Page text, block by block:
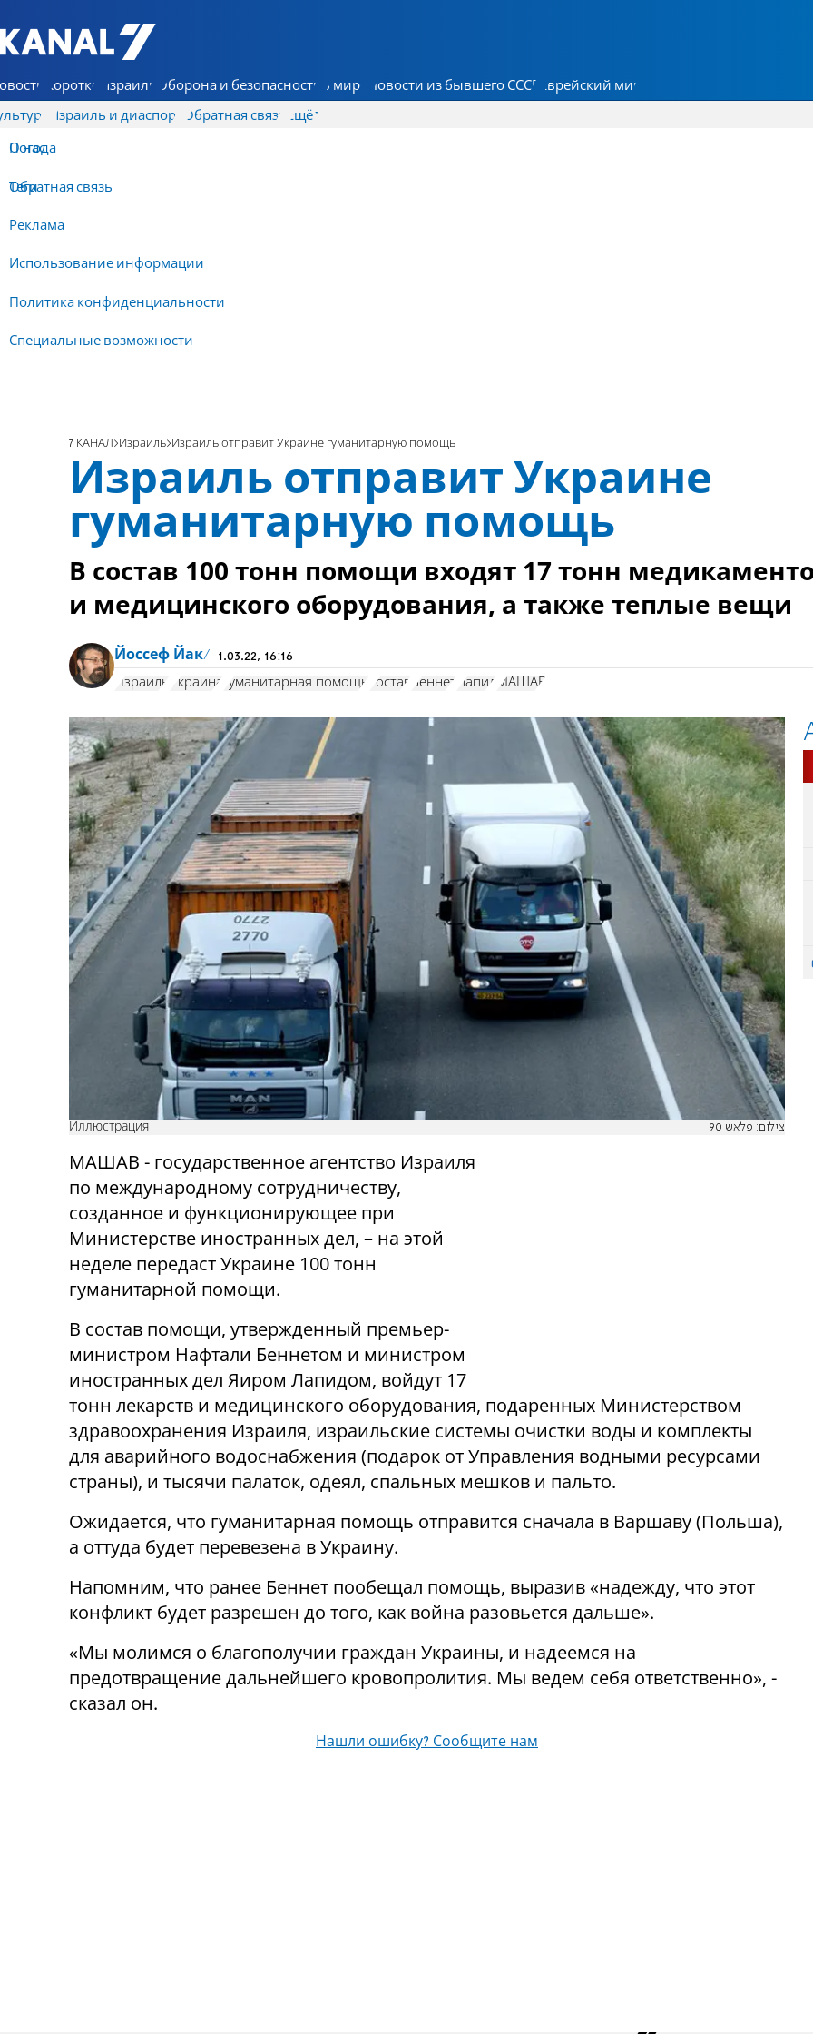
7 КАНАЛ - Аруц Шева
Коротко Израиль Оборона и безопасность В мире Новости из бывшего СССР Еврейский мир
Израиль и диаспора Обратная связь
О нас
Обратная связь
Реклама
Использование информации
Политика конфиденциальности
Специальные возможности
Ещё
Погода
Теги
7 КАНАЛ Израиль Израиль отправит Украине гуманитарную помощь
Израиль отправит Украине
гуманитарную помощь
В состав 100 тонн помощи входят 17 тонн
и медицинского оборудования, а также теплые вещи
Йоссеф Йак 1.03.22, 16:16
Израиль Украина гуманитарная помощь состав Беннет Лапид МАШАВ
Иллюстрация צילום: פלאש 90
МАШАВ - государственное агентство Израиля
по международному сотрудничеству,
созданное и функционирующее при
Министерстве иностранных дел, – на этой
неделе передаст Украине 100 тонн
гуманитарной помощи.
В состав помощи, утвержденный премьер-
министром Нафтали Беннетом и министром
иностранных дел Яиром Лапидом, войдут 17
тонн лекарств и медицинского оборудования, подаренных Министерством
здравоохранения Израиля, израильские системы очистки воды и комплекты
для аварийного водоснабжения (подарок от Управления водными ресурсами
страны), и тысячи палаток, одеял, спальных мешков и пальто.
Ожидается, что гуманитарная помощь отправится сначала в Варшаву (Польша),
а оттуда будет перевезена в Украину.
Напомним, что ранее Беннет пообещал помощь, выразив «надежду, что этот
конфликт будет разрешен до того, как война разовьется дальше».
«Мы молимся о благополучии граждан Украины, и надеемся на
предотвращение дальнейшего кровопролития. Мы ведем себя ответственно», -
сказал он.
Нашли ошибку? Сообщите нам